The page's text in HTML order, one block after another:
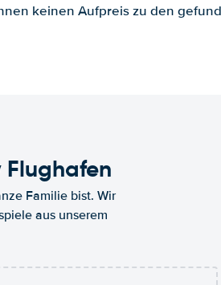
keinen Aufpreis zu den
Familie bist. Wir
aus unserem